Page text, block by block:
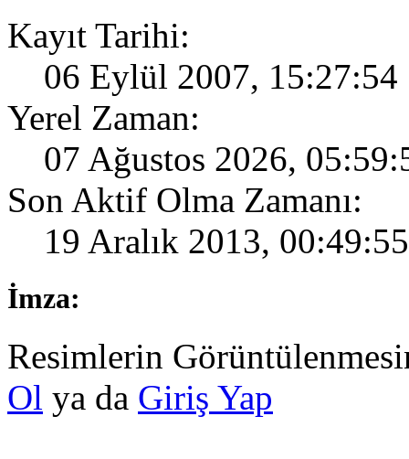
Kayıt Tarihi:
06 Eylül 2007, 15:27:54
Yerel Zaman:
07 Ağustos 2026,
Son Aktif Olma Zamanı:
19 Aralık 2013, 00:49:55
İmza:
Resimlerin
Ol ya da Giriş Yap